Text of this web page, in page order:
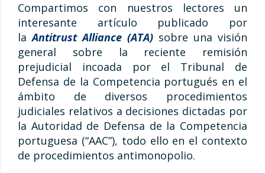
Compartimos con nuestros lectores un
interesante artículo publicado por
laAntitrust Alliance (ATA) sobre una visión
general sobre la reciente remisión
prejudicial incoada por el Tribunal de
Defensa de la Competencia portugués en el
ámbito de diversos procedimientos
judiciales relativos a decisiones dictadas por
la Autoridad de Defensa de la Competencia
portuguesa (“AAC”), todo ello en el contexto
de procedimientos antimonopolio.